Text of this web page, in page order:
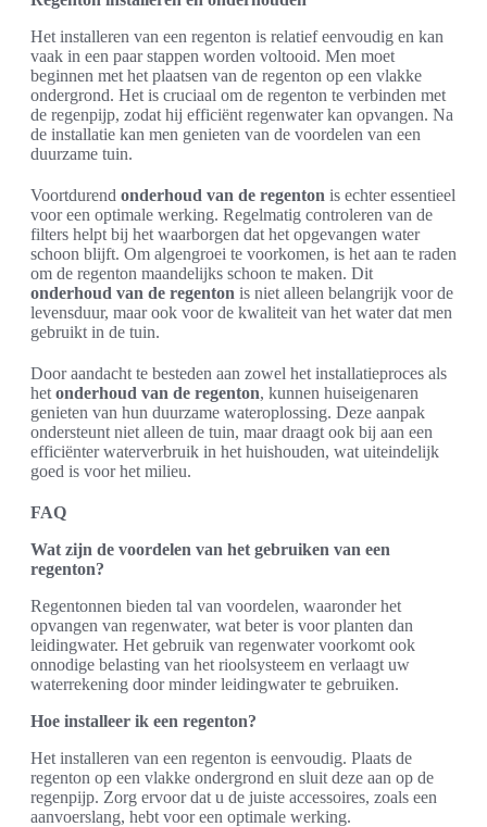
Het installeren van een regenton is relatief eenvoudig en kan
vaak in een paar stappen worden voltooid. Men moet
beginnen met het plaatsen van de regenton op een vlakke
ondergrond. Het is cruciaal om de regenton te verbinden met
de regenpijp, zodat hij efficiënt regenwater kan opvangen. Na
de installatie kan men genieten van de voordelen van een
duurzame tuin.
Voortdurend onderhoud van de regenton is echter essentieel
voor een optimale werking. Regelmatig controleren van de
filters helpt bij het waarborgen dat het opgevangen water
schoon blijft. Om algengroei te voorkomen, is het aan te raden
om de regenton maandelijks schoon te maken. Dit
onderhoud van de regenton is niet alleen belangrijk voor de
levensduur, maar ook voor de kwaliteit van het water dat men
gebruikt in de tuin.
Door aandacht te besteden aan zowel het installatieproces als
het onderhoud van de regenton, kunnen huiseigenaren
genieten van hun duurzame wateroplossing. Deze aanpak
ondersteunt niet alleen de tuin, maar draagt ook bij aan een
efficiënter waterverbruik in het huishouden, wat uiteindelijk
goed is voor het milieu.
FAQ
Wat zijn de voordelen van het gebruiken van een
regenton?
Regentonnen bieden tal van voordelen, waaronder het
opvangen van regenwater, wat beter is voor planten dan
leidingwater. Het gebruik van regenwater voorkomt ook
onnodige belasting van het rioolsysteem en verlaagt uw
waterrekening door minder leidingwater te gebruiken.
Hoe installeer ik een regenton?
Het installeren van een regenton is eenvoudig. Plaats de
regenton op een vlakke ondergrond en sluit deze aan op de
regenpijp. Zorg ervoor dat u de juiste accessoires, zoals een
aanvoerslang, hebt voor een optimale werking.